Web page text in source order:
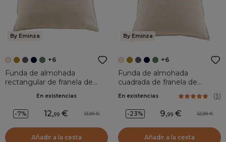
By Eminza
+6
Funda de almohada
rectangular de franela de
En existencias
-7% 12,99 13,99
Añadir a la cesta
By Eminza
+6
Funda de almohada
cuadrada de franela de
Beige
En existencias (3)
-23% 9,99 12,99
Añadir a la cesta